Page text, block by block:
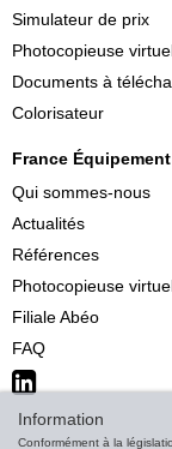
Simulateur de prix
Photocopieuse
Documents à
Colorisateur
France Équipement
Qui sommes-nous
Actualités
Références
Photocopieuse
Filiale Abéo
FAQ
Information
Conformément à la